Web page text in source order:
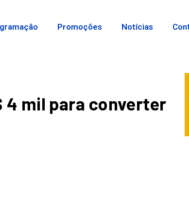
Promoções Notícias
4 mil para converter